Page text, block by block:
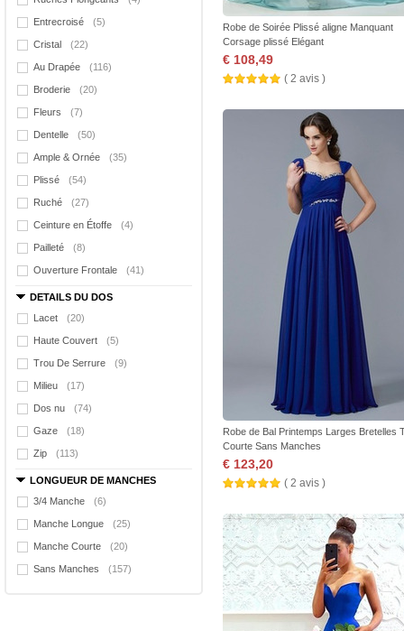
Entrecroisé (5)
Cristal (22)
Au Drapée (116)
Broderie (20)
Fleurs (7)
Dentelle (50)
Ample & Ornée (35)
Plissé (54)
Ruché (27)
Ceinture en Étoffe (4)
Pailleté (8)
Ouverture Frontale (41)
DETAILS DU DOS
Lacet
(20)
Haute Couvert (5)
Trou De Serrure (9)
Milieu (17)
Dos nu (74)
Gaze (18)
Zip (113)
LONGUEUR DE MANCHES
3/4 Manche
(6)
Manche Longue (25)
Manche Courte (20)
Sans Manches (157)
Robe de Soirée Plissé aligne Manquant
Corsage plissé Elégant
€ 108,49
( 2 avis )
Robe de Bal Printemps Larges Bretelles
Courte Sans Manches
€ 123,20
( 2 avis )